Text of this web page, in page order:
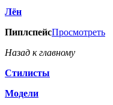
Лён
ПиплспейсПросмотреть
Назад к главному
Стилисты
Модели